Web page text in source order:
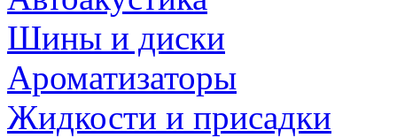
Шины и диски
Ароматизаторы
Жидкости и присадки